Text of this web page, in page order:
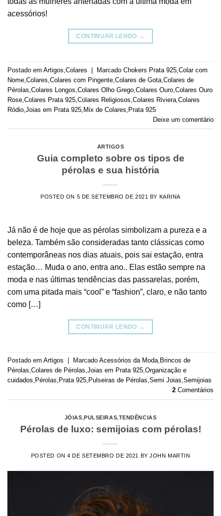
acessórios!
CONTINUAR LENDO →
Postado em Artigos Colares | Marcado Chokers Prata 925 Colar com
Nome Colares Colares com Pingente Colares de Gota Colares de
Pérolas Colares Longos Colares Olho Grego Colares Ouro Colares Ouro
Rose Colares Prata 925 Colares Religiosos Colares Riviera Colares
Ródio Joias em Prata 925 Mix de Colares Prata 925
Deixe um comentário
ARTIGOS
Guia completo sobre os tipos de
pérolas e sua história
POSTED ON 5 DE SETEMBRO DE 2021 BY KARINA
Já não é de hoje que as pérolas simbolizam a pureza e a
beleza. Também são consideradas tanto clássicas como
contemporâneas nos dias atuais, pois sai estação, entra
estação… Muda o ano, entra ano.. Elas estão sempre na
moda e nas últimas tendências das passarelas, porém,
com uma pitada mais “cool” e “fashion”, claro, e não tanto
como […]
CONTINUAR LENDO →
Postado em Artigos Marcado Acessórios da Moda, Brincos de
Pérolas,Colares de Pérolas,Joias em Prata 925,Organização e
cuidados, Pérolas, Prata 925, Pulseiras de Pérolas,Semi Joias,Semijoias
2 Comentários
JÓIAS,PULSEIRAS,TENDÊNCIAS
Pérolas de luxo: semijoias com pérolas!
POSTED ON4 DE SETEMBRO DE 2021 BYJOHN MARTIN